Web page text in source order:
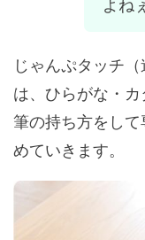
じゃんぷタッチ
は、ひらがな・
筆の持ち方をし
めていきます。